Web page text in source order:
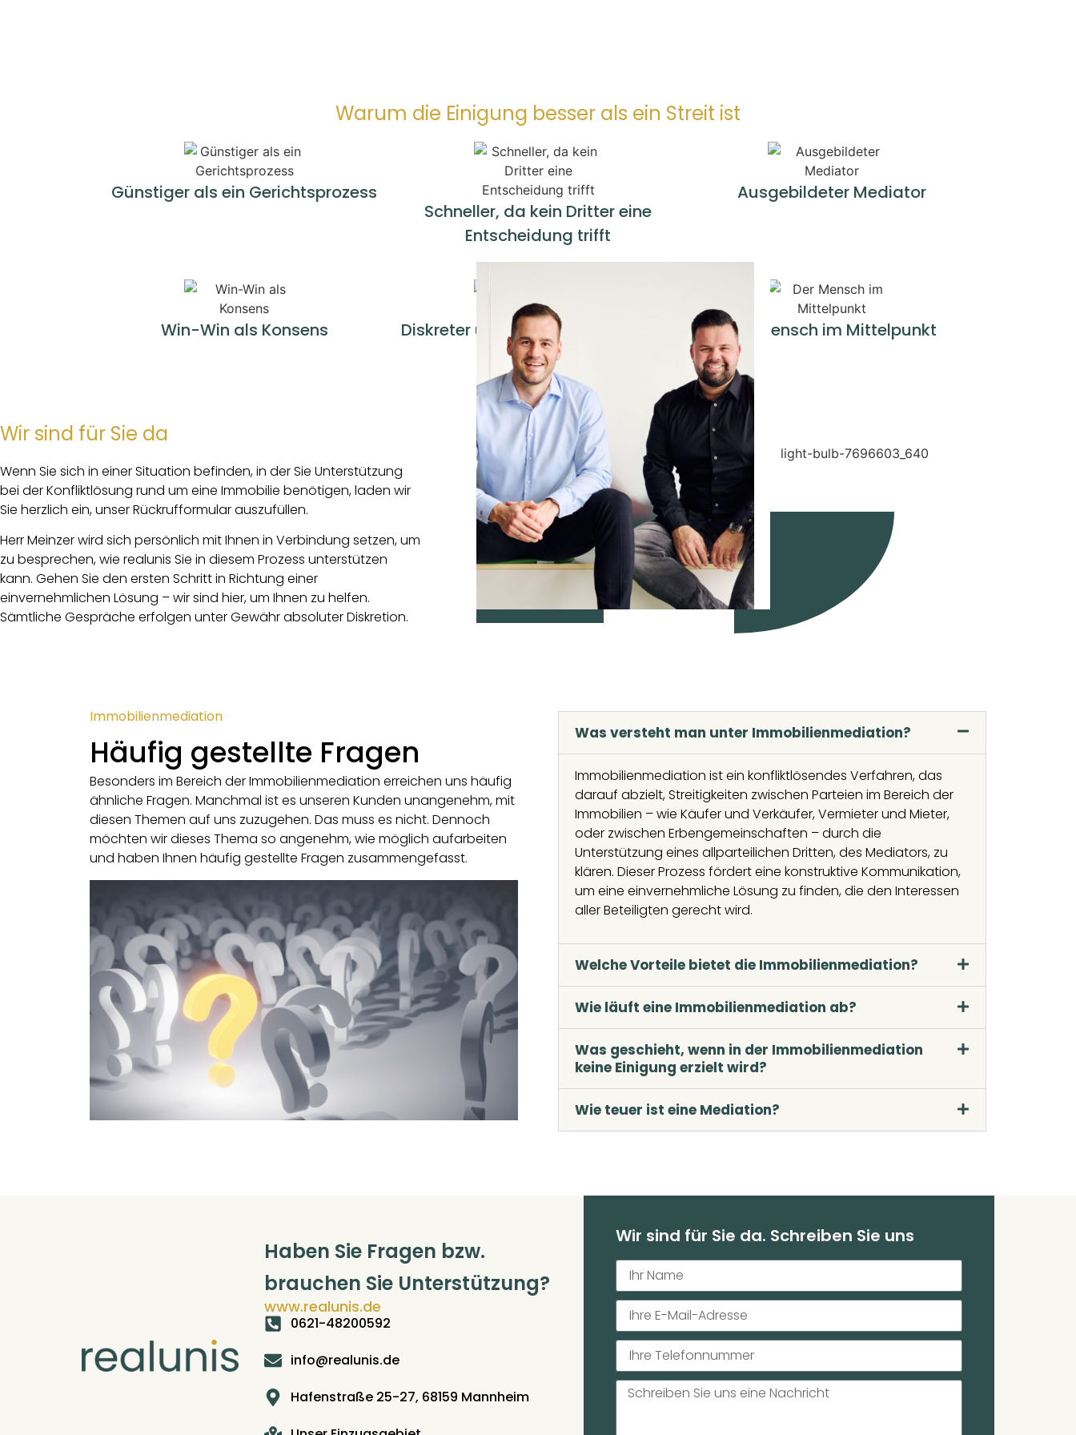
Warum die Einigung besser als ein Streit ist
Günstiger als ein Gerichtsprozess
Schneller, da kein Dritter eine
Entscheidung trifft
Ausgebildeter Mediator
Win-Win als Konsens Diskreter und geschützter Rahmen Der Mensch im Mittelpunkt
Wir sind für Sie da
Wenn Sie sich in einer Situation befinden, in der Sie Unterstützung
bei der Konfliktlösung rund um eine Immobilie benötigen, laden wir
Sie herzlich ein, unser Rückrufformular auszufüllen.
Herr Meinzer wird sich persönlich mit Ihnen in Verbindung setzen, um
zu besprechen, wie realunis Sie in diesem Prozess unterstützen
kann. Gehen Sie den ersten Schritt in Richtung einer
einvernehmlichen Lösung – wir sind hier, um Ihnen zu helfen.
Sämtliche Gespräche erfolgen unter Gewähr absoluter Diskretion.
Immobilienmediation
Häufig gestellte Fragen
Besonders im Bereich der Immobilienmediation erreichen uns häufig
ähnliche Fragen. Manchmal ist es unseren Kunden unangenehm, mit
diesen Themen auf uns zuzugehen. Das muss es nicht. Dennoch
möchten wir dieses Thema so angenehm, wie möglich aufarbeiten
und haben Ihnen häufig gestellte Fragen zusammengefasst.
Was versteht man unter Immobilienmediation?
Immobilienmediation ist ein konfliktlösendes Verfahren, das
darauf abzielt, Streitigkeiten zwischen Parteien im Bereich der
Immobilien – wie Käufer und Verkäufer, Vermieter und Mieter,
oder zwischen Erbengemeinschaften – durch die
Unterstützung eines allparteilichen Dritten, des Mediators, zu
klären. Dieser Prozess fördert eine konstruktive Kommunikation,
um eine einvernehmliche Lösung zu finden, die den Interessen
aller Beteiligten gerecht wird.
Welche Vorteile bietet die Immobilienmediation?
Wie läuft eine Immobilienmediation ab?
Was geschieht, wenn in der Immobilienmediation
keine Einigung erzielt wird?
Wie teuer ist eine Mediation?
Haben Sie Fragen bzw.
brauchen Sie Unterstützung?
www.realunis.de
0621-48200592
info@realunis.de
Hafenstraße 25-27, 68159 Mannheim
Wir sind für Sie da. Schreiben Sie uns